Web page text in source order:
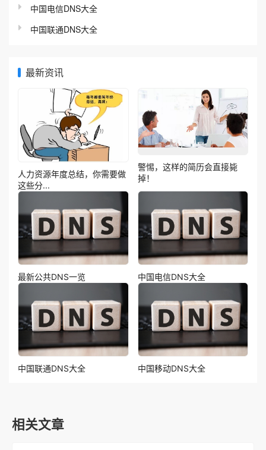
中国电信DNS大全
中国联通DNS大全
最新资讯
人力资源年度总结，你需要做
这些分...
警惕，这样的简历会直接毙
掉！
最新公共DNS一览 中国电信DNS大全
中国联通DNS大全 中国移动DNS大全
相关文章